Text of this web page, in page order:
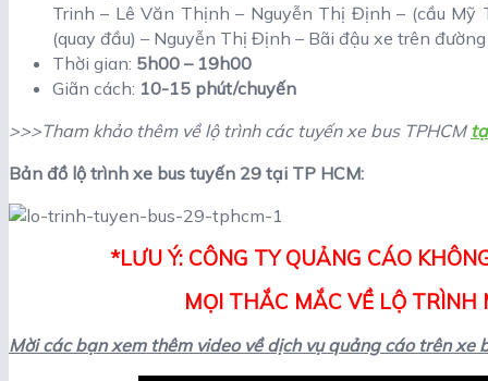
Trinh – Lê Văn Thịnh – Nguyễn Thị Định – (cầu
(quay đầu) – Nguyễn Thị Định – Bãi đậu xe trên
Thời gian: 5h00 – 19h00
Giãn cách: 10-15 phút/chuyến
>>>Tham khảo thêm về lộ trình các tuyến xe bus TPHCM
Bản đồ lộ trình xe bus tuyến 29 tại TP HCM:
*LƯU Ý: CÔNG TY QUẢNG CÁO
MỌI THẮC MẮC VỀ LỘ TRÌNH
Mời các bạn xem thêm video về dịch vụ quảng cáo trên xe